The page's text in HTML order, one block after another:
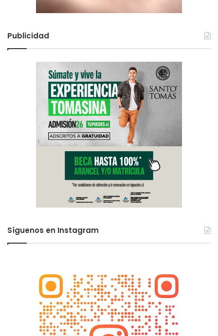
Publicidad
Síguenos en Instagram